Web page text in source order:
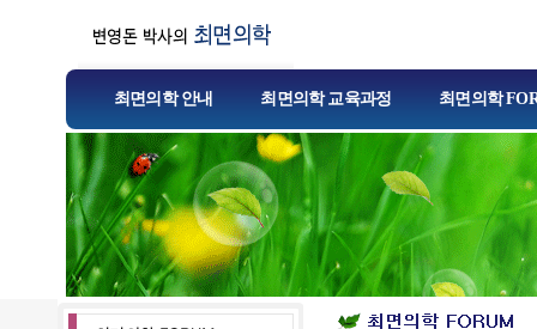
최면의학 안내 최면의학 교육과정 최면의학